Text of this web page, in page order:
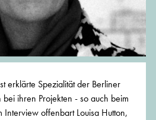
erklärte Spezialität der Berliner
ihren Projekten - so auch beim
Interview offenbart Louisa Hutton,